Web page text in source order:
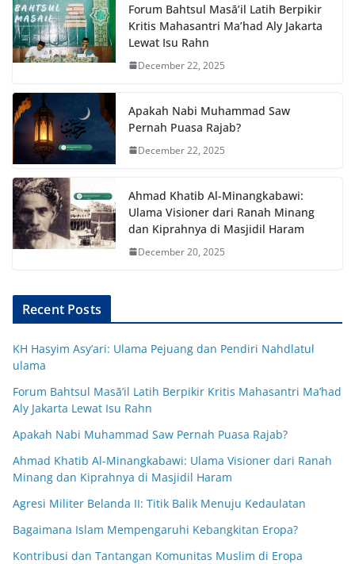
Forum Bahtsul Masā’il Latih Berpikir
Kritis Mahasantri Ma’had Aly Jakarta
Lewat Isu Rahn
December 22, 2025
Apakah Nabi Muhammad Saw
Pernah Puasa Rajab?
December 22, 2025
Ahmad Khatib Al-Minangkabawi:
Ulama Visioner dari Ranah Minang
dan Kiprahnya di Masjidil Haram
December 20, 2025
Recent Posts
KH Hasyim Asy’ari: Ulama Pejuang dan Pendiri Nahdlatul
ulama
Forum Bahtsul Masā’il Latih Berpikir Kritis Mahasantri Ma’had
Aly Jakarta Lewat Isu Rahn
Apakah Nabi Muhammad Saw Pernah Puasa Rajab?
Ahmad Khatib Al-Minangkabawi: Ulama Visioner dari Ranah
Minang dan Kiprahnya di Masjidil Haram
Agresi Militer Belanda II: Titik Balik Menuju Kedaulatan
Bagaimana Islam Mempengaruhi Kebangkitan Eropa?
Kontribusi dan Tantangan Komunitas Muslim di Eropa